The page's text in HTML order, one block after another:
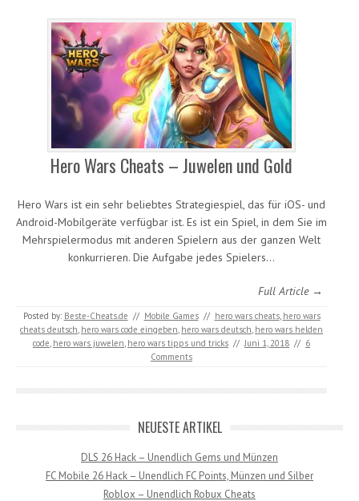
Hero Wars Cheats – Juwelen und Gold
Hero Wars ist ein sehr beliebtes Strategiespiel, das für iOS- und
Android-Mobilgeräte verfügbar ist. Es ist ein Spiel, in dem Sie im
Mehrspielermodus mit anderen Spielern aus der ganzen Welt
konkurrieren. Die Aufgabe jedes Spielers…
Full Article →
Posted by: Beste-Cheats.de // Mobile Games // hero wars cheats, hero wars
cheats deutsch hero wars code eingeben hero wars deutsch hero wars helden
code hero wars juwelen hero wars tipps und tricks // Juni 1, 2018 // 6
Comments
NEUESTE ARTIKEL
DLS 26 Hack – Unendlich Gems und Münzen
FC Mobile 26 Hack – Unendlich FC Points, Münzen und Silber
Roblox – Unendlich Robux Cheats